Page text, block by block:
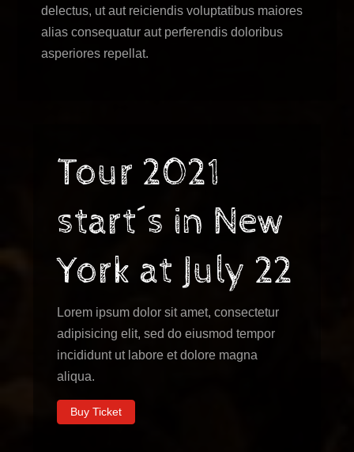
delectus, ut aut reiciendis voluptatibus maiores
alias consequatur aut perferendis doloribus
asperiores repellat.
Tour 2021
start´s in New
York at July 22
Lorem ipsum dolor sit amet, consectetur
adipisicing elit, sed do eiusmod tempor
incididunt ut labore et dolore magna
aliqua.
Buy Ticket